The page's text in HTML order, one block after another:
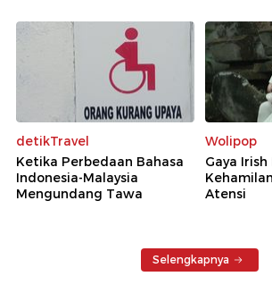
detikTravel
Ketika Perbedaan Bahasa
Indonesia-Malaysia
Mengundang Tawa
Wolipop
Gaya
Atensi
Selengkapnya